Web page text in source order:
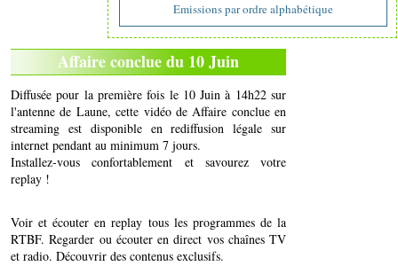
Emissions par ordre alphabétique
Affaire conclue du 10 Juin
Diffusée pour la première fois le 10 Juin à 14h22 sur
l'antenne de Laune, cette vidéo de Affaire conclue en
streaming est disponible en rediffusion légale sur
internet pendant au minimum 7 jours.
Installez-vous confortablement et savourez votre
replay !
Voir et écouter en replay tous les programmes de la
RTBF. Regarder ou écouter en direct vos chaînes TV
et radio. Découvrir des contenus exclusifs.